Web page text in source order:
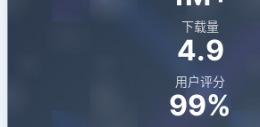
下载量
4.9
用户评分
99%